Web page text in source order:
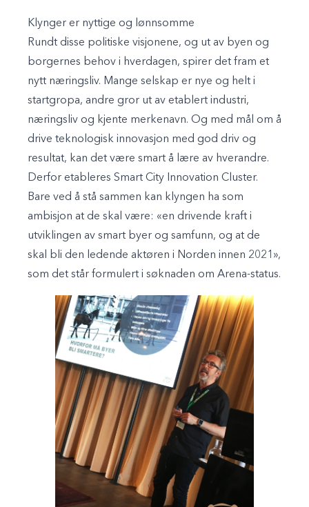
Klynger er nyttige og lønnsomme
Rundt disse politiske visjonene, og ut av byen og
borgernes behov i hverdagen, spirer det fram et
nytt næringsliv. Mange selskap er nye og helt i
startgropa, andre gror ut av etablert industri,
næringsliv og kjente merkenavn. Og med mål om å
drive teknologisk innovasjon med god driv og
resultat, kan det være smart å lære av hverandre.
Derfor etableres Smart City Innovation Cluster.
Bare ved å stå sammen kan klyngen ha som
ambisjon at de skal være: «en drivende kraft i
utviklingen av smart byer og samfunn, og at de
skal bli den ledende aktøren i Norden innen 2021»,
som det står formulert i søknaden om Arena-status.